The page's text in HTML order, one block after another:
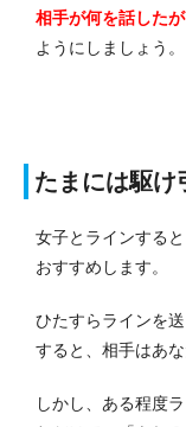
相手が何を話した
ようにしましょう。
たまには駆け
女子とラインする
おすすめします。
ひたすらラインを
すると、相手はあ
しかし、ある程度